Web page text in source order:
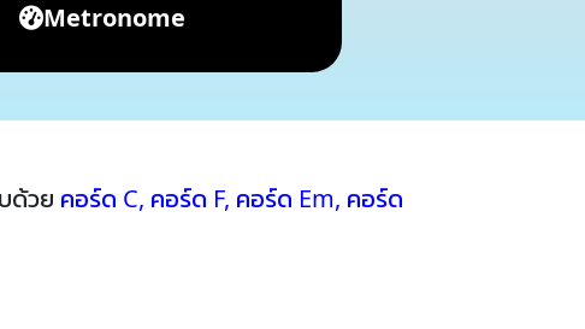
Metronome
ด้วย คอร์ด C, คอร์ด F, คอร์ด Em, คอร์ด